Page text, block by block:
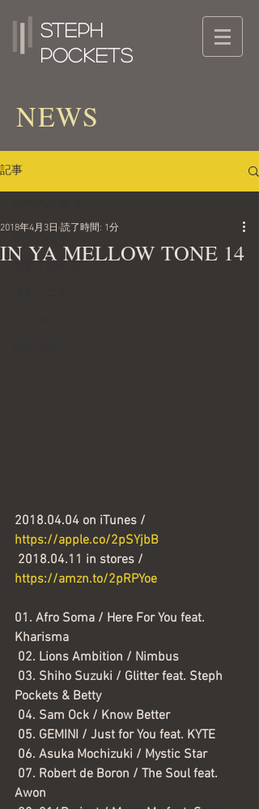
Steph
Pockets
NEWS
記事
今すぐ始める
IN YA MELLOW TONE 14
2018年4月3日 読了時間: 1分
2018.04.04 on iTunes /
https://apple.co/2pSYjbB
2018.04.11 in stores /
https://amzn.to/2pRPYoe
01. Afro Soma / Here For You feat.
Kharisma
02. Lions Ambition / Nimbus
03. Shiho Suzuki / Glitter feat. Steph
Pockets & Betty
04. Sam Ock / Know Better
05. GEMINI / Just for You feat. KYTE
06. Asuka Mochizuki / Mystic Star
Awon